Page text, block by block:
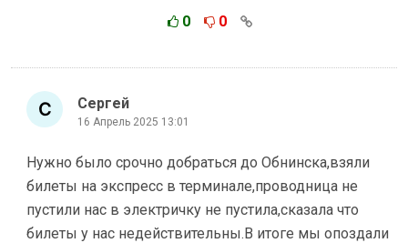
0 0
Сергей
16 Апрель 2025 13:01
Нужно было срочно добраться до Обнинска,взяли
билеты на экспресс в терминале,проводница не
пустили нас в электричку не пустила,сказала что
билеты у нас недействительны.В итоге мы опоздали